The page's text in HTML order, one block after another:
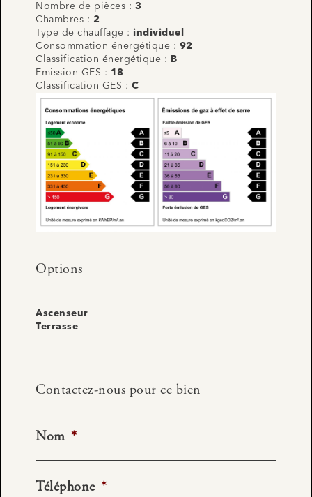
Nombre de pièces : 3
Chambres : 2
Type de chauffage : individuel
Consommation énergétique : 92
Classification énergétique :
B
Emission GES : 18
Classification GES : C
Options
Ascenseur
Terrasse
Contactez-nous pour ce bien
Nom *
Téléphone *